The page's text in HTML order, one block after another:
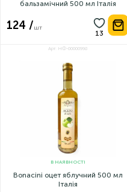
бальзамічний 500 мл Італія
124 /шт
Арт: НФ-00000998
В НАЯВНОСТІ
Bonacini оцет яблучний 500 мл
Італія